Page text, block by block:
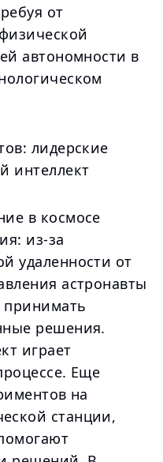
от
автономности в
лидерские
интеллект
в космосе
из-за
удаленности от
астронавты
решения.
играет
Еще
на
станции,